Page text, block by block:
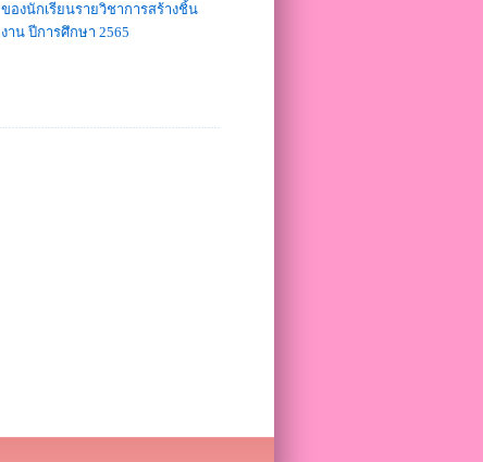
ของนักเรียนรายวิชาการสร้างชิ้น
งาน ปีการศึกษา 2565